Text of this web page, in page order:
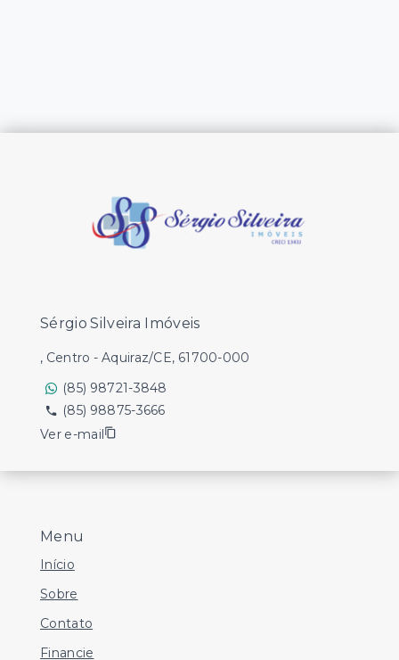
Menu
Início
Sobre
Contato
Financie
Sérgio Silveira Imóveis
, Centro - Aquiraz/CE, 61700-000
(85) 98721-3848
(85) 98875-3666
Ver e-mail